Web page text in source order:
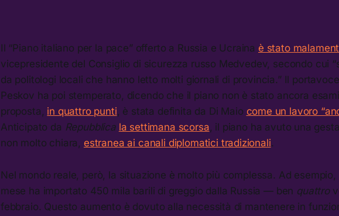
Il “Piano italiano per la pace” offerto a Russia e Ucraina è stato
vicepresidente del Consiglio di sicurezza russo Medvedev, secondo cui
da politologi locali che hanno letto molti giornali di provincia.” Il
Peskov ha poi stemperato, dicendo che il piano non è stato ancora
proposta, in quattro punti, è stata definita da Di Maio come un lavoro
Anticipato da Repubblica la settimana scorsa, il piano ha avuto una
non molto chiara, estranea ai canali diplomatici tradizionali.
Nel mondo reale, però, la situazione è molto più complessa. Ad esempio,
mese ha importato 450 mila barili di greggio dalla Russia — ben quattro
febbraio. Questo aumento è dovuto alla necessità di mantenere in